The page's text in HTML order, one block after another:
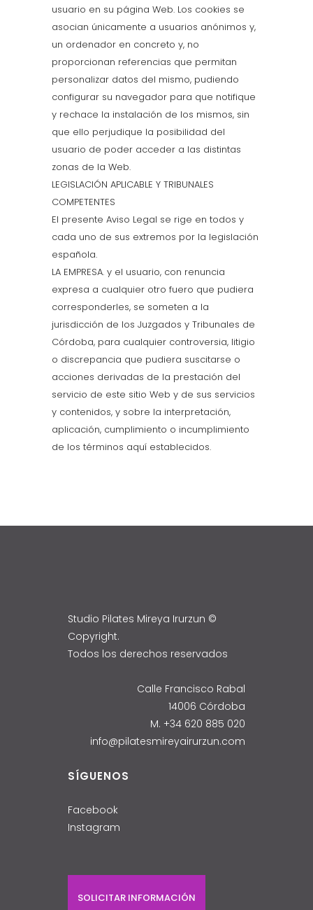
usuario en su página Web. Los cookies se
asocian únicamente a usuarios anónimos y,
un ordenador en concreto y, no
proporcionan referencias que permitan
personalizar datos del mismo, pudiendo
configurar su navegador para que notifique
y rechace la instalación de los mismos, sin
que ello perjudique la posibilidad del
usuario de poder acceder a las distintas
zonas de la Web.
LEGISLACIÓN APLICABLE Y TRIBUNALES
COMPETENTES
El presente Aviso Legal se rige en todos y
cada uno de sus extremos por la legislación
española.
LA EMPRESA. y el usuario, con renuncia
expresa a cualquier otro fuero que pudiera
corresponderles, se someten a la
jurisdicción de los Juzgados y Tribunales de
Córdoba, para cualquier controversia, litigio
o discrepancia que pudiera suscitarse o
acciones derivadas de la prestación del
servicio de este sitio Web y de sus servicios
y contenidos, y sobre la interpretación,
aplicación, cumplimiento o incumplimiento
de los términos aquí establecidos.
Studio Pilates Mireya Irurzun ©
Copyright.
Todos los derechos reservados
Calle Francisco Rabal
14006 Córdoba
M. +34 620 885 020
info@pilatesmireyairurzun.com
SÍGUENOS
Facebook
Instagram
SOLICITAR INFORMACIÓN